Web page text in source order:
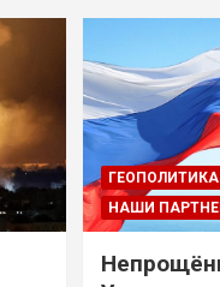
НАШИ